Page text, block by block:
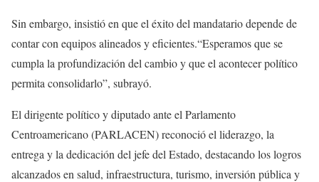
Sin embargo, insistió en que el éxito del mandatario depende de
contar con equipos alineados y eficientes.“Esperamos que se
cumpla la profundización del cambio y que el acontecer político
permita consolidarlo”, subrayó.
El dirigente político y diputado ante el Parlamento
Centroamericano (PARLACEN) reconoció el liderazgo, la
entrega y la dedicación del jefe del Estado, destacando los logros
alcanzados en salud, infraestructura, turismo, inversión pública y